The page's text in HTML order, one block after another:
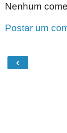
Nenhum
Postar um
‹